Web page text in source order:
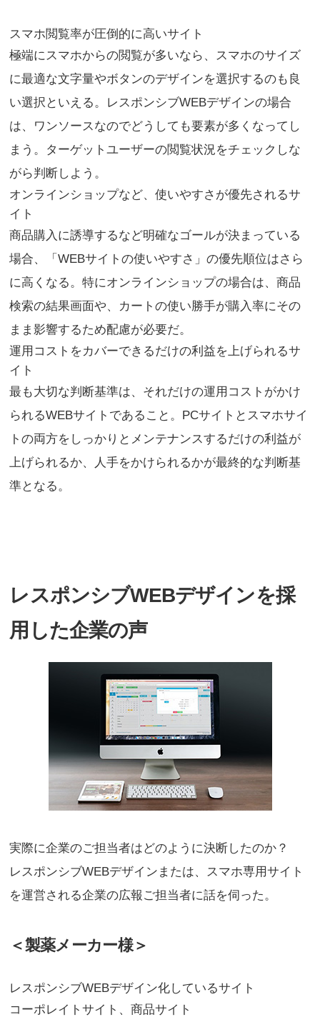
スマホ閲覧率が圧倒的に高いサイト
極端にスマホからの閲覧が多いなら、スマホのサイズ
に最適な文字量やボタンのデザインを選択するのも良
い選択といえる。レスポンシブWEBデザインの場合
は、ワンソースなのでどうしても要素が多くなってし
まう。ターゲットユーザーの閲覧状況をチェックしな
がら判断しよう。
オンラインショップなど、使いやすさが優先されるサ
イト
商品購入に誘導するなど明確なゴールが決まっている
場合、「WEBサイトの使いやすさ」の優先順位はさら
に高くなる。特にオンラインショップの場合は、商品
検索の結果画面や、カートの使い勝手が購入率にその
まま影響するため配慮が必要だ。
運用コストをカバーできるだけの利益を上げられるサ
イト
最も大切な判断基準は、それだけの運用コストがかけ
られるWEBサイトであること。PCサイトとスマホサイ
トの両方をしっかりとメンテナンスするだけの利益が
上げられるか、人手をかけられるかが最終的な判断基
準となる。
レスポンシブWEBデザインを採
用した企業の声
実際に企業のご担当者はどのように決断したのか？
レスポンシブWEBデザインまたは、スマホ専用サイト
を運営される企業の広報ご担当者に話を伺った。
＜製薬メーカー様＞
レスポンシブWEBデザイン化しているサイト
コーポレイトサイト、商品サイト